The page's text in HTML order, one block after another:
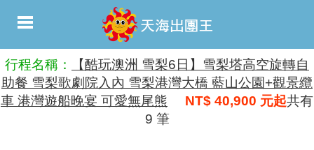
行程名稱：
【酷玩澳洲 雪梨6日】雪梨塔高空旋轉自
助餐 雪梨歌劇院入內 雪梨港灣大橋 藍山公園+觀景纜
車 港灣遊船晚宴 可愛無尾熊
NT$ 40,900 元起共有
9 筆